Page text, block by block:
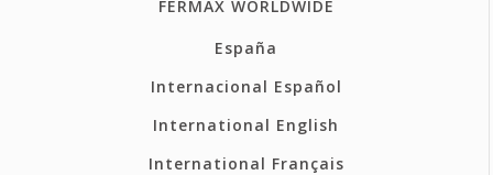
FERMAX WORLDWIDE
España
Internacional Español
International English
International Français